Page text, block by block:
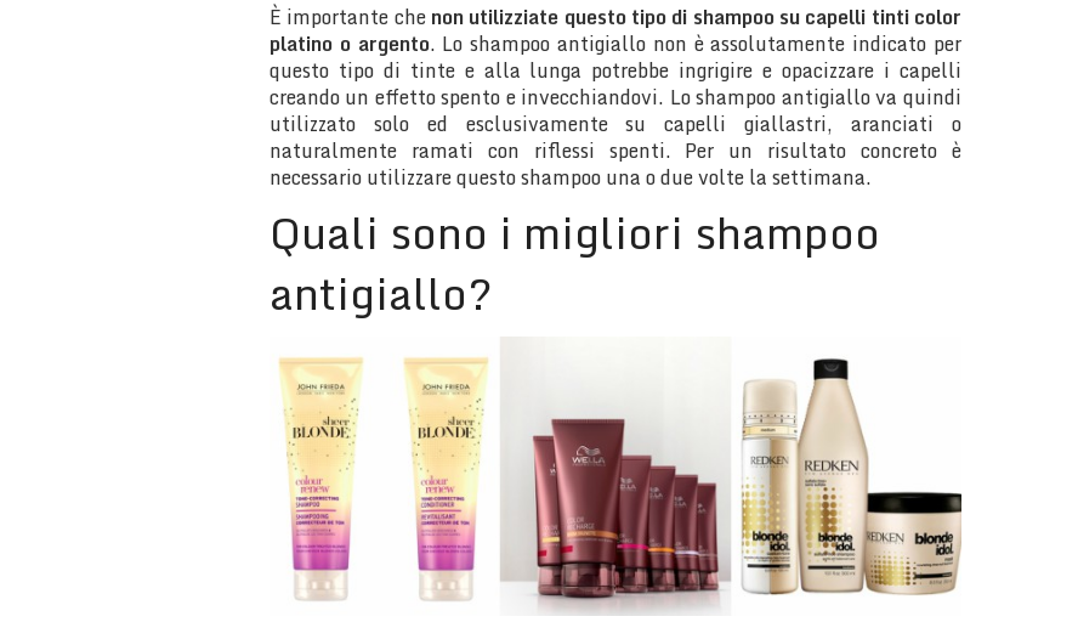
È importante chenon utilizziate questo tipo di shampoo su capelli tinti color
platino o argento. Lo shampoo antigiallo non è assolutamente indicato per
questo tipo di tinte e alla lunga potrebbe ingrigire e opacizzare i capelli
creando un effetto spento e invecchiandovi. Lo shampoo antigiallo va quindi
utilizzato solo ed esclusivamente su capelli giallastri, aranciati o
naturalmente ramati con riflessi spenti. Per un risultato concreto è
necessario utilizzare questo shampoo una o due volte la settimana.
Quali sono i migliori shampoo
antigiallo?